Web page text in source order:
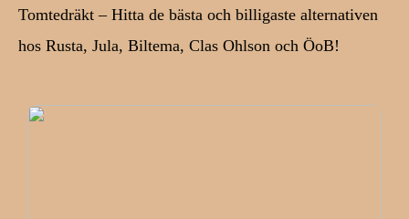
Tomtedräkt – Hitta de bästa och billigaste alternativen
hos Rusta, Jula, Biltema, Clas Ohlson och ÖoB!